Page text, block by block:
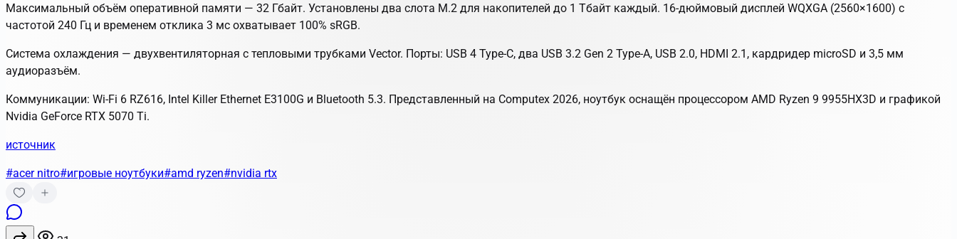
Максимальный объём оперативной памяти — 32 Гбайт. Установлены два слота M.2 для накопителей до 1 Тбайт каждый. 16-дюймовый дисплей WQXGA (2560×1600) с
частотой 240 Гц и временем отклика 3 мс охватывает 100% sRGB.
Система охлаждения — двухвентиляторная с тепловыми трубками Vector. Порты: USB 4 Type-C, два USB 3.2 Gen 2 Type-A, USB 2.0, HDMI 2.1, кардридер microSD и 3,5 мм
аудиоразъём.
Коммуникации: Wi-Fi 6 RZ616, Intel Killer Ethernet E3100G и Bluetooth 5.3. Представленный на Computex 2026, ноутбук оснащён процессором AMD Ryzen 9 9955HX3D и графикой
Nvidia GeForce RTX 5070 Ti.
источник
#acer nitro#игровые ноутбуки#amd ryzen#nvidia rtx